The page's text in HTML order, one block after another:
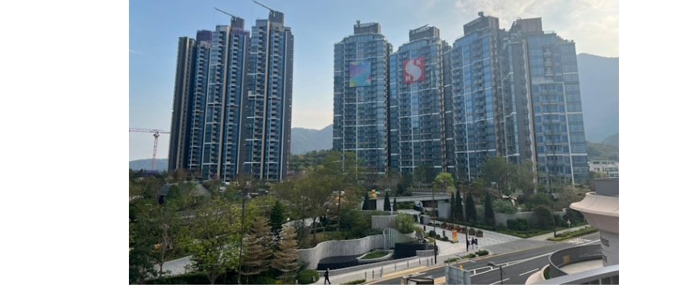
西沙大型新盤SIERRA SEA。
嘉里緹外1.9億沽四房連車位大宅、呎價4.1萬 買家採180日成交期
公布退休後不足一周入市 恒隆CEO盧韋柏2354萬買黃竹坑滶晨三房
恒地The Henderson九成出租率 中環Central Yards首期2027年開幕
鷹君羅嘉瑞家族大手掃貨！ 9600萬買9伙錦上路柏瓏、最貴逾千萬